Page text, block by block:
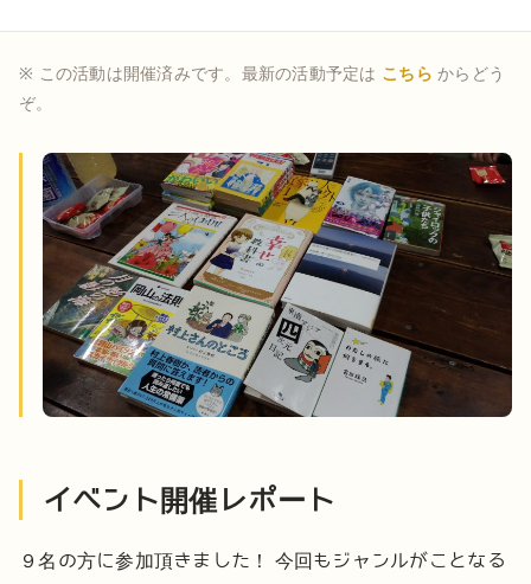
※ この活動は開催済みです。最新の活動予定は こちら からどう
ぞ。
イベント開催レポート
９名の方に参加頂きました！
今回もジャンルがことなる